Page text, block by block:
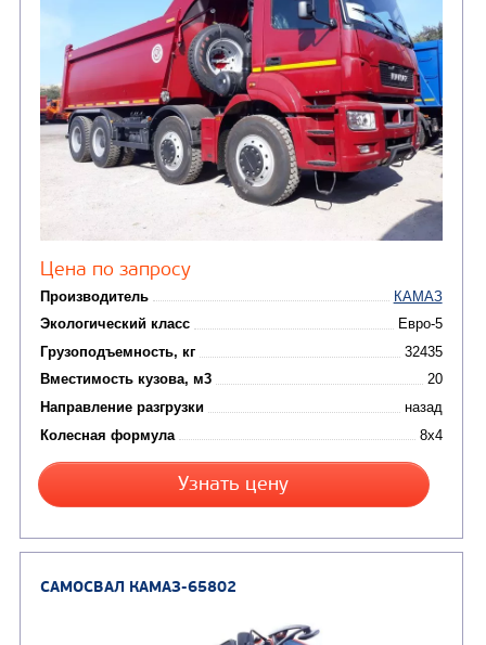
Колесная формула
Узнать цену
САМОСВАЛ КАМАЗ-6580